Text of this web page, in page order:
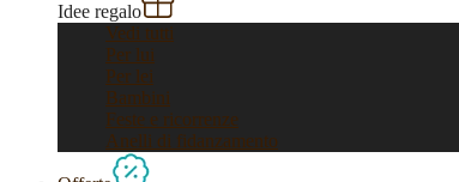
Idee regalo
Vedi tutti
Per lui
Per lei
Bambini
Feste e ricorrenze
Anelli di fidanzamento